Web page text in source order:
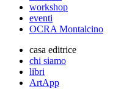
workshop
eventi
OCRA Montalcino
casa editrice
chi siamo
libri
ArtApp